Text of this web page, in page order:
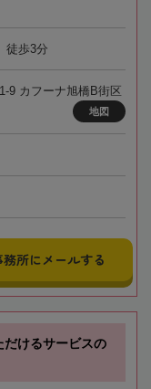
徒歩3分
9 カフーナ旭橋B街区
地図
所にメールする
だけるサービスの